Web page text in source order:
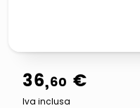
36,60 €
Iva inclusa